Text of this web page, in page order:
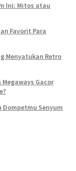
Ini: Mitos atau
Favorit Para
Menyatukan Retro
Gacor
Dompetmu Senyum